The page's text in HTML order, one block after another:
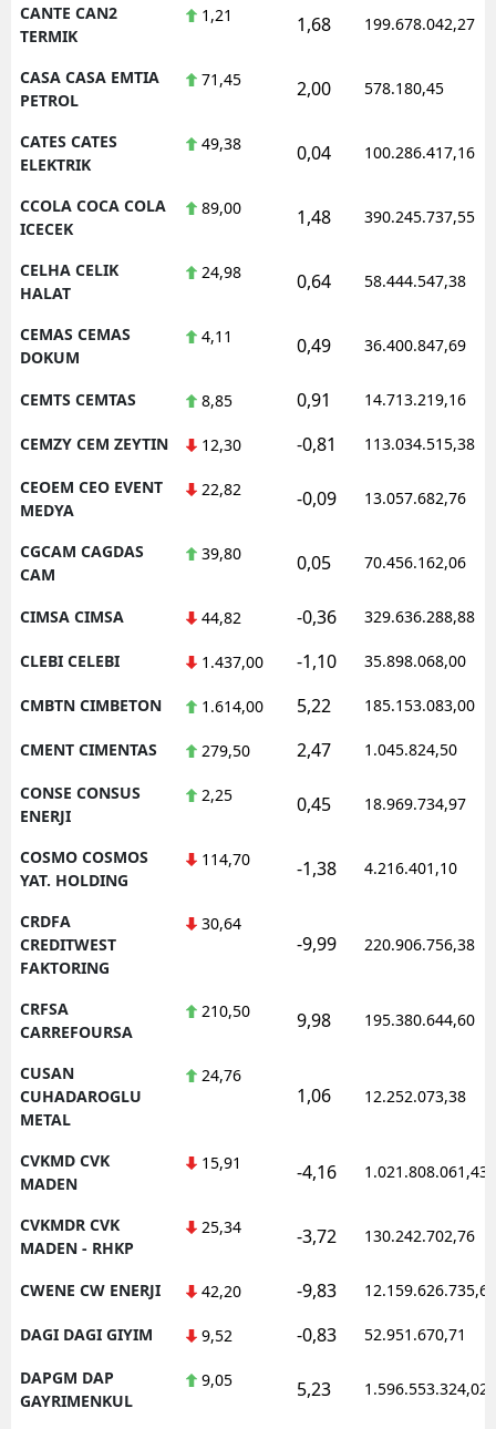
CANTE CAN2
TERMIK
1,21 1,68 199.678.042,27
CASA CASA EMTIA
PETROL
71,45 2,00 578.180,45
CATES CATES
ELEKTRIK
49,38 0,04 100.286.417,16
CCOLA COCA COLA
ICECEK
89,00 1,48 390.245.737,55
CELHA CELIK
HALAT
24,98 0,64 58.444.547,38
CEMAS CEMAS
DOKUM
4,11 0,49 36.400.847,69
CEMTS CEMTAS 8,85 0,91 14.713.219,16
CEMZY CEM ZEYTIN 12,30 -0,81 113.034.515,38
CEOEM CEO EVENT
MEDYA
22,82 -0,09 13.057.682,76
CGCAM CAGDAS
CAM
39,80 0,05 70.456.162,06
CIMSA CIMSA 44,82 -0,36 329.636.288,88
CLEBI CELEBI 1.437,00 -1,10 35.898.068,00
CMBTN CIMBETON 1.614,00 5,22 185.153.083,00
CMENT CIMENTAS 279,50 2,47 1.045.824,50
CONSE CONSUS
ENERJI
2,25 0,45 18.969.734,97
COSMO COSMOS
YAT. HOLDING
114,70 -1,38 4.216.401,10
CRDFA
CREDITWEST
FAKTORING
30,64
-9,99 220.906.756,38
CRFSA
CARREFOURSA
210,50 9,98 195.380.644,60
CUSAN
CUHADAROGLU
METAL
24,76
1,06 12.252.073,38
CVKMD CVK
MADEN
15,91 -4,16 1.021.808.061,43
CVKMDR CVK
MADEN - RHKP
25,34 -3,72 130.242.702,76
CWENE CW ENERJI 42,20 -9,83 12.159.626.735,62
DAGI DAGI GIYIM 9,52 -0,83 52.951.670,71
DAPGM DAP
GAYRIMENKUL
9,05 5,23 1.596.553.324,02